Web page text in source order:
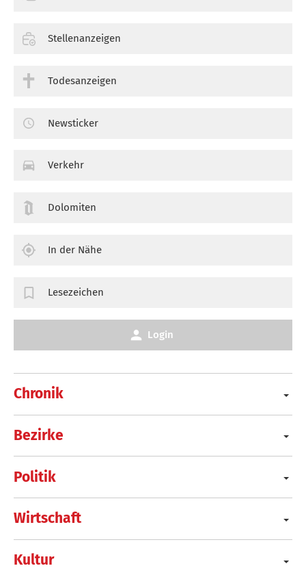
Chronik
Bezirke
Politik
Wirtschaft
Kultur
Stellenanzeigen
Todesanzeigen
Newsticker
Verkehr
Dolomiten
In der Nähe
Lesezeichen
Login